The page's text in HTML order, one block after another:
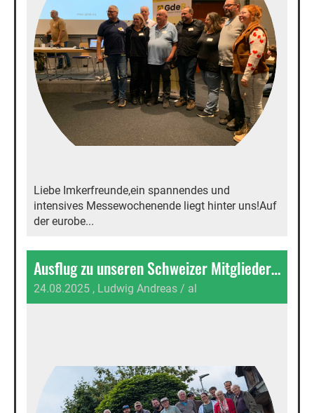
Liebe Imkerfreunde,ein spannendes und
intensives Messewochenende liegt hinter uns!Auf
der eurobe...
Ausflug zu unseren Schweizer Mitgliedern...
24.08.2025 , Ludwig Andreas / al